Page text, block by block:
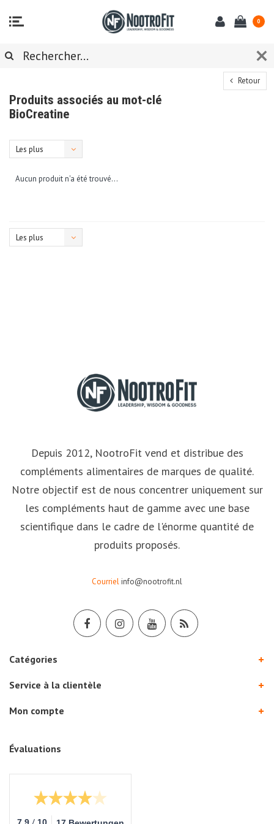
0
Retour
Produits associés au mot-clé
BioCreatine
Les plus
Aucun produit n'a été trouvé...
Les plus
Depuis 2012, NootroFit vend et distribue des
compléments alimentaires de marques de qualité.
Notre objectif est de nous concentrer uniquement sur
les compléments haut de gamme avec une base
scientifique dans le cadre de l'énorme quantité de
produits proposés.
Courrielinfo@nootrofit.nl
Catégories
Service à la clientèle
Mon compte
Évaluations